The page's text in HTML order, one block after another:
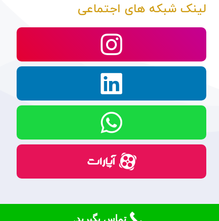
لینک شبکه های اجتماعی
تماس بگیرید.